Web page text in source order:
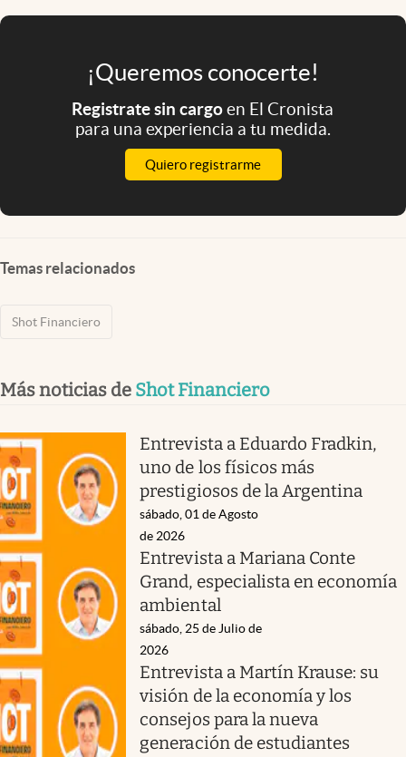
¡Queremos conocerte!
Registrate sin cargoen El Cronista
para una experiencia a tu medida.
Quiero registrarme
Temas relacionados
Shot Financiero
Más noticias de Shot Financiero
Entrevista a Eduardo Fradkin,
uno de los físicos más
prestigiosos de la Argentina
sábado, 01 de Agosto
de 2026
Entrevista a Mariana Conte
Grand, especialista en economía
ambiental
sábado, 25 de Julio de
2026
Entrevista a Martín Krause: su
visión de la economía y los
consejos para la nueva
generación de estudiantes